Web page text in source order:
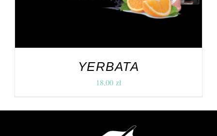
YERBATA
18,00 zł